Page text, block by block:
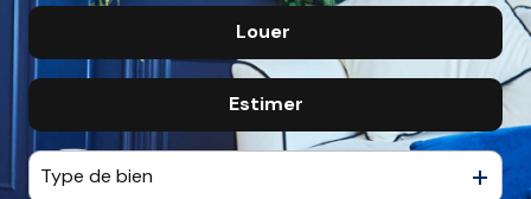
De l'immo pro
Louer
De l'immo pro
Estimer
Type de bien